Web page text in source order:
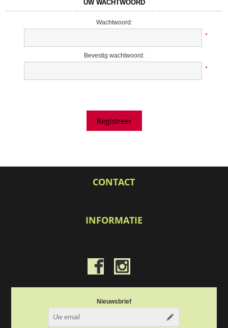
UW WACHTWOORD
Wachtwoord:
*
Bevestig wachtwoord:
*
CONTACT
INFORMATIE
Nieuwsbrief